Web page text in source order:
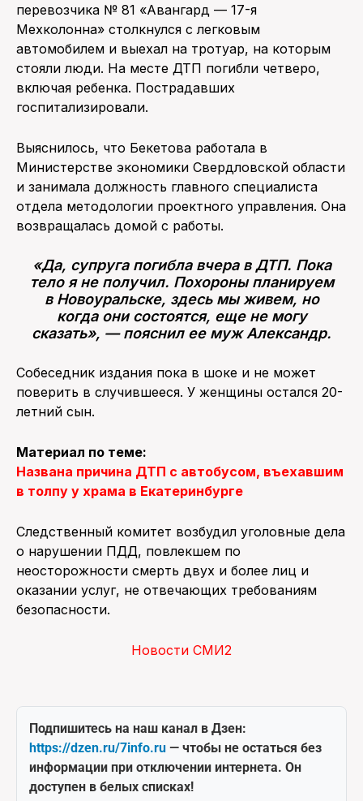
перевозчика № 81 «Авангард — 17-я
Мехколонна» столкнулся с легковым
автомобилем и выехал на тротуар, на которым
стояли люди. На месте ДТП погибли четверо,
включая ребенка. Пострадавших
госпитализировали.
Выяснилось, что Бекетова работала в
Министерстве экономики Свердловской области
и занимала должность главного специалиста
отдела методологии проектного управления. Она
возвращалась домой с работы.
«Да, супруга погибла вчера в ДТП. Пока
тело я не получил. Похороны планируем
в Новоуральске, здесь мы живем, но
когда они состоятся, еще не могу
сказать», — пояснил ее муж Александр.
Собеседник издания пока в шоке и не может
поверить в случившееся. У женщины остался 20-
летний сын.
Материал по теме:
Названа причина ДТП с автобусом, въехавшим
в толпу у храма в Екатеринбурге
Следственный комитет возбудил уголовные дела
о нарушении ПДД, повлекшем по
неосторожности смерть двух и более лиц и
оказании услуг, не отвечающих требованиям
безопасности.
Новости СМИ2
Подпишитесь на наш канал в Дзен:
https://dzen.ru/7info.ru — чтобы не остаться без
информации при отключении интернета. Он
доступен в белых списках!